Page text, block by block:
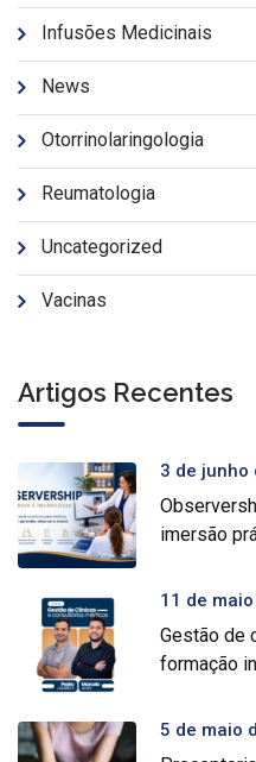
Infusões Medicinais
News
Otorrinolaringologia
Reumatologia
Uncategorized
Vacinas
Artigos Recentes
3 de junho
imersão
11 de
Gestão de
formação
5 de maio